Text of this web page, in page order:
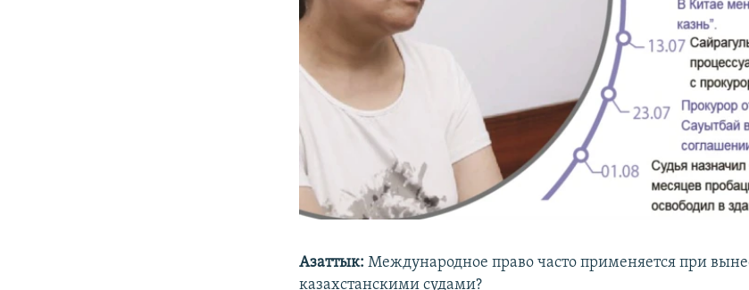
Азаттык: Международное право часто применяется при
казахстанскими судами?